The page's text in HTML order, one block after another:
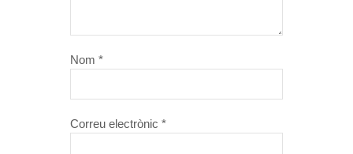
Nom *
Correu electrònic *